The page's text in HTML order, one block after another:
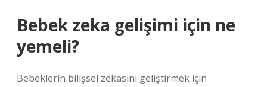
Bebek zeka gelişimi için ne
yemeli?
Bebeklerin bilişsel zekasını geliştirmek için